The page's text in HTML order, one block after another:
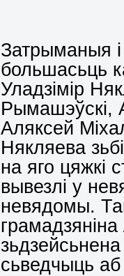
Затрыманыя і
большасьць
Уладзімір
Рымашэўскі,
Аляксей
Някляева
на яго цяжкі
вывезлі у
невядомы.
сьведчыць аб